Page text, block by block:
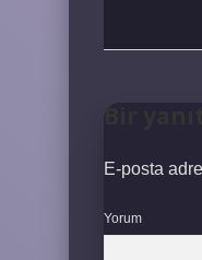
Bir yanıt
E-posta
Yorum